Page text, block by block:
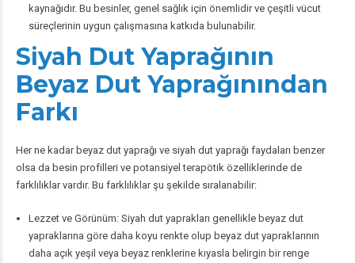
kaynağıdır. Bu besinler, genel sağlık için önemlidir ve çeşitli vücut
süreçlerinin uygun çalışmasına katkıda bulunabilir.
Siyah Dut Yaprağının
Beyaz Dut Yaprağınından
Farkı
Her ne kadar beyaz dut yaprağı ve siyah dut yaprağı faydaları benzer
olsa da besin profilleri ve potansiyel terapötik özelliklerinde de
farklılıklar vardır. Bu farklılıklar şu şekilde sıralanabilir:
Lezzet ve Görünüm: Siyah dut yaprakları genellikle beyaz dut
yapraklarına göre daha koyu renkte olup beyaz dut yapraklarının
daha açık yeşil veya beyaz renklerine kıyasla belirgin bir renge